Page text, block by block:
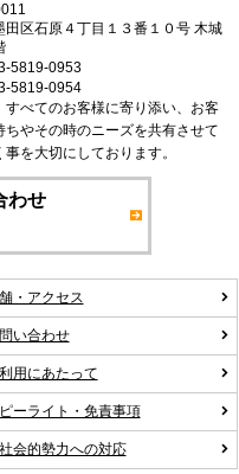
田区石原４丁目１３番１０号 木城
5819-0953
5819-0954
すべてのお客様に寄り添い、お客
ちやその時のニーズを共有させて
事を大切にしております。
わせ
・アクセス
い合わせ
用にあたって
ーライト・免責事項
会的勢力への対応